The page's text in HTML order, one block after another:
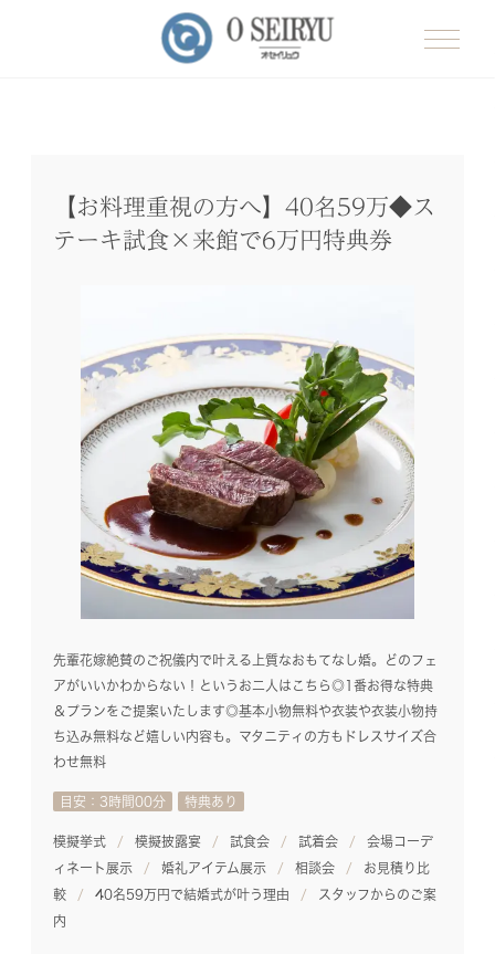
【お料理重視の方へ】40名59万◆ス
テーキ試食×来館で6万円特典券
先輩花嫁絶賛のご祝儀内で叶える上質なおもてなし婚。どのフェ
アがいいかわからない！というお二人はこちら◎1番お得な特典
＆プランをご提案いたします◎基本小物無料や衣装や衣装小物持
ち込み無料など嬉しい内容も。マタニティの方もドレスサイズ合
わせ無料
目安：3時間00分 特典あり
模擬挙式 模擬披露宴 試食会 試着会
会場コーデ
ィネート展示
婚礼アイテム展示 相談会
お見積り比
較
40名59万円で結婚式が叶う理由
スタッフからのご案
内